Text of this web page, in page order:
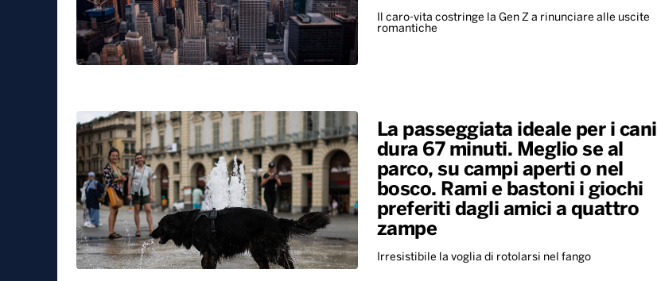
Il caro-vita costringe la Gen Z a rinunciare alle uscite
romantiche
La passeggiata ideale per i cani
dura 67 minuti. Meglio se al
parco, su campi aperti o nel
bosco. Rami e bastoni i giochi
preferiti dagli amici a quattro
zampe
Irresistibile la voglia di rotolarsi nel fango